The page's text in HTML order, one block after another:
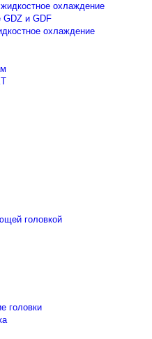
охлаждение
и GDF
охлаждение
головкой
головки